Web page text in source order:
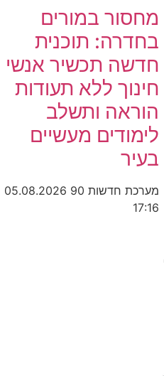
מחסור במורים
בחדרה: תוכנית
חדשה תכשיר אנשי
חינוך ללא תעודות
הוראה ותשלב
לימודים מעשיים
בעיר
מערכת חדשות 90
05.08.2026
17:16